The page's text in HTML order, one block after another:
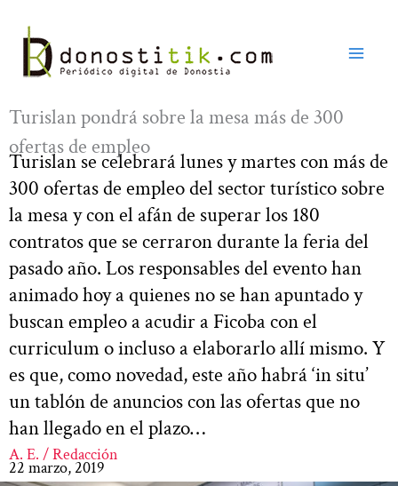
contenido
Turislan pondrá sobre la mesa más de 300
ofertas de empleo
Turislan se celebrará lunes y martes con más de
300 ofertas de empleo del sector turístico sobre
la mesa y con el afán de superar los 180
contratos que se cerraron durante la feria del
pasado año. Los responsables del evento han
animado hoy a quienes no se han apuntado y
buscan empleo a acudir a Ficoba con el
curriculum o incluso a elaborarlo allí mismo. Y
es que, como novedad, este año habrá ‘in situ’
un tablón de anuncios con las ofertas que no
han llegado en el plazo…
A. E. / Redacción
22 marzo, 2019